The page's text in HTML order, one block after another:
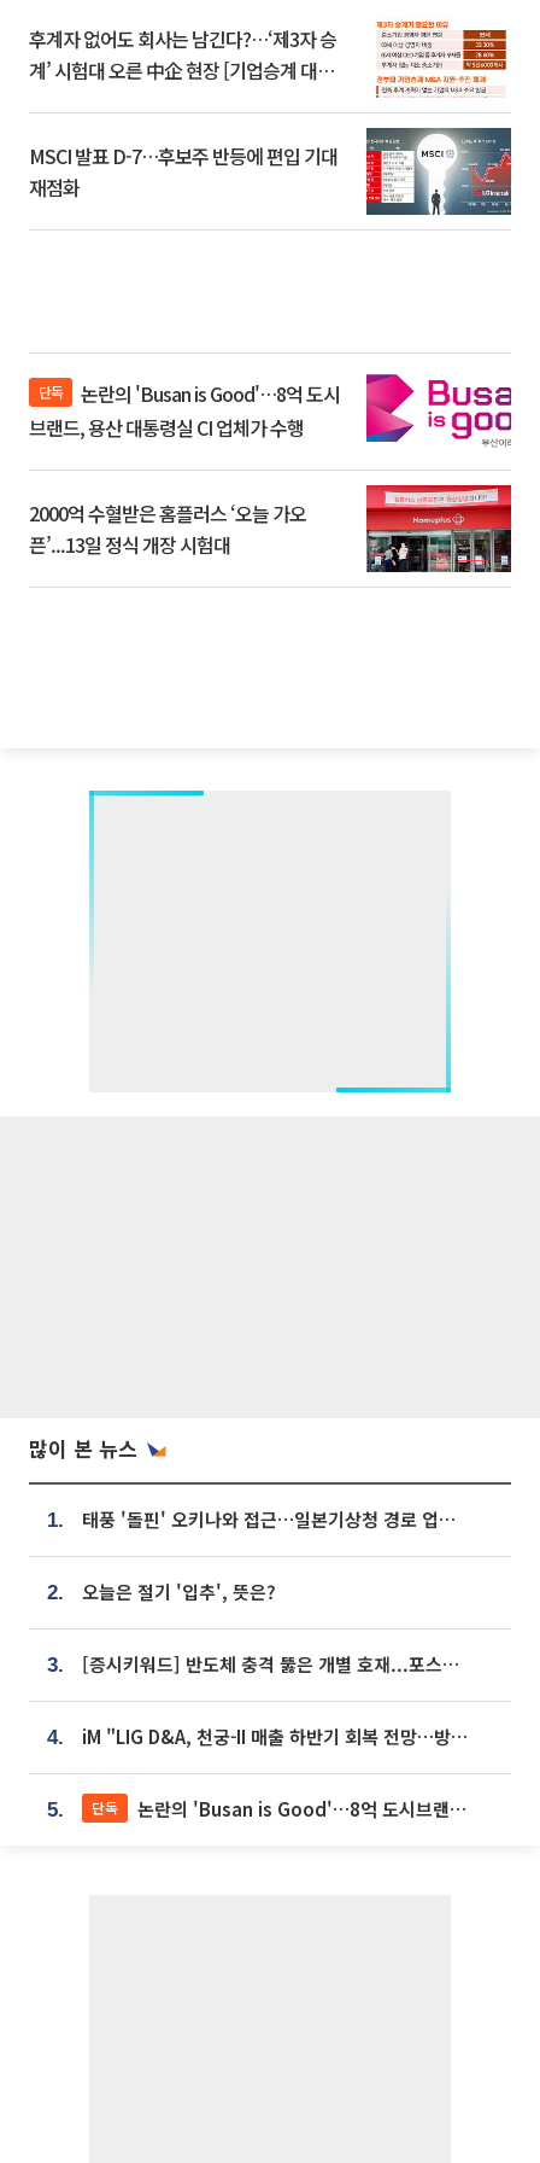
후계자 없어도 회사는 남긴다?…‘제3자 승
계’ 시험대 오른 中企 현장 [기업승계 대전
MSCI 발표 D-7…후보주 반등에 편입 기대
재점화
단독
브랜드, 용산 대통령실 CI 업체가 수행
2000억 수혈받은 홈플러스 ‘오늘 가오
픈’...13일 정식 개장 시험대
많이 본 뉴스
1. 태풍 '돌핀' 오키나와 접근…일본기상청 경로 업데이트
2. 오늘은 절기 '입추', 뜻은?
3. [증시키워드] 반도체 충격 뚫은 개별 호재...포스코퓨처엠·에코프로·한화솔루션 '눈길'
4. iM "LIG D&A, 천궁-II 매출 하반기 회복 전망…방산 톱픽 유지"
5. 단독 논란의 'Busan is Good'…8억 도시브랜드, 용산 대통령실 CI 업체가 수행